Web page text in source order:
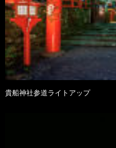
貴船神社参道ライトアップ